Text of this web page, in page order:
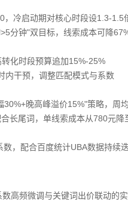
，冷启动期对核心时段设1.3-1.5
分钟"双目标，线索成本可降
化时段预算追加15%-25%‌
内干预，调整匹配模式与系数‌
30%+晚高峰溢价15%"策略，周
长尾词，单线索成本从780元降
数，配合百度统计UBA数据持续
数高频微调与关键词出价联动的